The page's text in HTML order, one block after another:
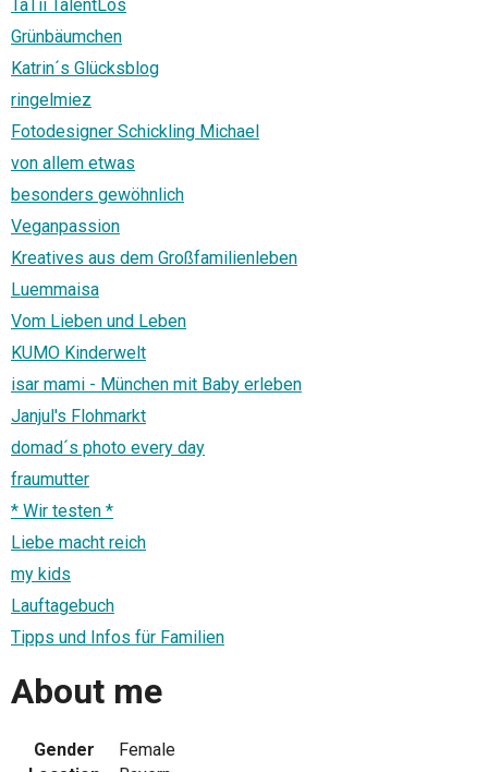
TaTii TalentLos
Grünbäumchen
Katrin´s Glücksblog
ringelmiez
Fotodesigner Schickling Michael
von allem etwas
besonders gewöhnlich
Veganpassion
Kreatives aus dem Großfamilienleben
Luemmaisa
Vom Lieben und Leben
KUMO Kinderwelt
isar mami - München mit Baby erleben
Janjul's Flohmarkt
domad´s photo every day
fraumutter
* Wir testen *
Liebe macht reich
my kids
Lauftagebuch
Tipps und Infos für Familien
About me
Gender
Female